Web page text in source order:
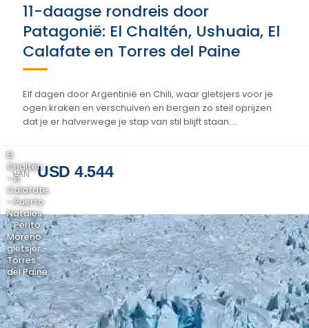
11-daagse rondreis door
Patagonië: El Chaltén, Ushuaia, El
Calafate en Torres del Paine
Elf dagen door Argentinië en Chili, waar gletsjers voor je
ogen kraken en verschuiven en bergen zo steil oprijzen
dat je er halverwege je stap van stil blijft staan….
VAN USD 4.544
El
Chaltén
- El
Calafate
- Puerto
Natales
- Perito
Moreno
gletsjer -
Torres
del Paine